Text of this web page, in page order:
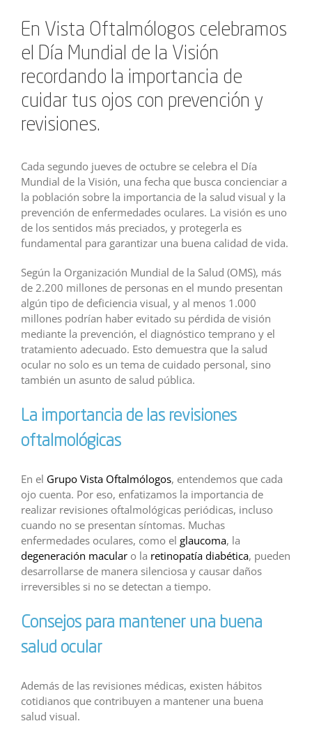
En Vista Oftalmólogos celebramos
el Día Mundial de la Visión
recordando la importancia de
cuidar tus ojos con prevención y
revisiones.
Cada segundo jueves de octubre se celebra el Día
Mundial de la Visión, una fecha que busca concienciar a
la población sobre la importancia de la salud visual y la
prevención de enfermedades oculares. La visión es uno
de los sentidos más preciados, y protegerla es
fundamental para garantizar una buena calidad de vida.
Según la Organización Mundial de la Salud (OMS), más
de 2.200 millones de personas en el mundo presentan
algún tipo de deficiencia visual, y al menos 1.000
millones podrían haber evitado su pérdida de visión
mediante la prevención, el diagnóstico temprano y el
tratamiento adecuado. Esto demuestra que la salud
ocular no solo es un tema de cuidado personal, sino
también un asunto de salud pública.
La importancia de las revisiones
oftalmológicas
En el Grupo Vista Oftalmólogos, entendemos que cada
ojo cuenta. Por eso, enfatizamos la importancia de
realizar revisiones oftalmológicas periódicas, incluso
cuando no se presentan síntomas. Muchas
enfermedades oculares, como el glaucoma, la
degeneración macular o la retinopatía diabética, pueden
desarrollarse de manera silenciosa y causar daños
irreversibles si no se detectan a tiempo.
Consejos para mantener una buena
salud ocular
Además de las revisiones médicas, existen hábitos
cotidianos que contribuyen a mantener una buena
salud visual.